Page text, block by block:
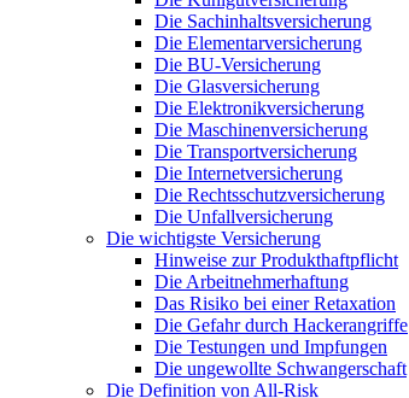
Die Sachinhaltsversicherung
Die Elementarversicherung
Die BU-Versicherung
Die Glasversicherung
Die Elektronikversicherung
Die Maschinenversicherung
Die Transportversicherung
Die Internetversicherung
Die Rechtsschutzversicherung
Die Unfallversicherung
Die wichtigste Versicherung
Hinweise zur Produkthaftpflicht
Die Arbeitnehmerhaftung
Das Risiko bei einer Retaxation
Die Gefahr durch Hackerangriffe
Die Testungen und Impfungen
Die ungewollte Schwangerschaft
Die Definition von All-Risk